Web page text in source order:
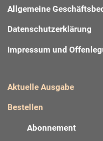
Allgemeine
Datenschutzerklärung
Impressum und
Aktuelle Ausgabe
Bestellen
Abonnement